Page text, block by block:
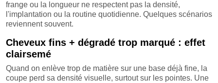
frange ou la longueur ne respectent pas la densité,
l'implantation ou la routine quotidienne. Quelques scénarios
reviennent souvent.
Cheveux fins + dégradé trop marqué : effet
clairsemé
Quand on enlève trop de matière sur une base déjà fine, la
coupe perd sa densité visuelle, surtout sur les pointes. Une